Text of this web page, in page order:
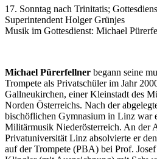
17. Sonntag nach Trinitatis;
Superintendent Holger Grünjes
Musik im Gottesdienst: Michael
Michael Pürerfellner begann seine
Trompete als Privatschüler im Jahr
Gallneukirchen, einer Kleinstadt des
Norden Österreichs. Nach der
bischöflichen Gymnasium in Linz war
Militärmusik Niederösterreich. An der
Privatuniversität Linz absolvierte er
auf der Trompete (PBA) bei Prof.